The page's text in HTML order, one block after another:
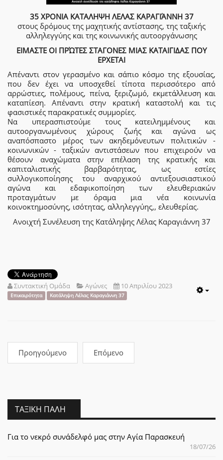
35 ΧΡΟΝΙΑ ΚΑΤΑΛΗΨΗ ΛΕΛΑΣ ΚΑΡΑΓΙΆΝΝΗ 37
στους δρόμους της μαχητικής αντίστασης, της ταξικής
αλληλεγγύης και της κοινωνικής αυτοοργάνωσης
ΕΙΜΑΣΤΕ ΟΙ ΠΡΏΤΕΣ ΣΤΑΓΟΝΕΣ ΜΙΑΣ ΚΑΤΑΙΓΙΔΑΣ ΠΟΥ
ΕΡΧΕΤΑΙ
Απέναντι στον γερασμένο και σάπιο κόσμο της εξουσίας,
που δεν έχει να υποσχεθεί τίποτα περισσότερο από
αρρώστιες, πολέμους, πείνα, ξεριζωμό, εκμετάλλευση και
καταπίεση. Απέναντι στην κρατική καταστολή και τις
φασιστικές παρακρατικές συμμορίες.
Να υπερασπιστούμε τους κατειλημμένους και
αυτοοργανωμένους χώρους ζωής και αγώνα ως
αναπόσπαστο μέρος των ακηδεμόνευτων πολιτικών -
κοινωνικών - ταξικών αντιστάσεων που επιχειρούν να
θέσουν αναχώματα στην επέλαση της κρατικής και
καπιταλιστικής βαρβαρότητας, ως εστίες
συλλογικοποίησης του αναρχικού αντιεξουσιαστικού
αγώνα και εδαφικοποίηση των ελευθεριακών
προταγμάτων με όραμα μια νέα κοινωνία
κοινοκτημοσύνης, ισότητας, αλληλεγγύης,, ελευθερίας.
Ανοιχτή Συνέλευση της Κατάληψης Λέλας Καραγιάννη 37
Συντακτική Ομάδα Αγώνες 10 Απριλίου 2023
Επικαιρότητα Κατάληψη Λέλας Καραγιάννη 37
Προηγούμενο Επόμενο
ΤΑΞΙΚΉ ΠΆΛΗ
Για το νεκρό συνάδελφό μας στην Αγία Παρασκευή
18/07/26